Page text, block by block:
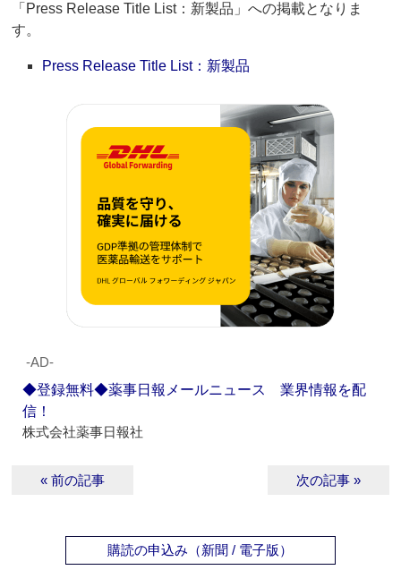
「Press Release Title List：新製品」への掲載となりま
す。
Press Release Title List：新製品
‐AD‐
◆登録無料◆薬事日報メールニュース 業界情報を配
信！
株式会社薬事日報社
« 前の記事 次の記事 »
購読の申込み（新聞 / 電子版）